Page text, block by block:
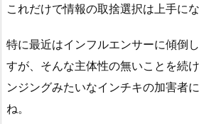
これだけで情報の取捨選択は上手にな
特に最近はインフルエンサーに傾倒
すが、そんな主体性の無いことを続
ンジングみたいなインチキの加害者
ね。